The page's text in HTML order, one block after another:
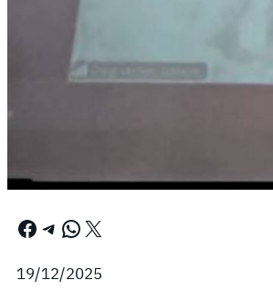
Facebook Telegram WhatsApp X
19/12/2025